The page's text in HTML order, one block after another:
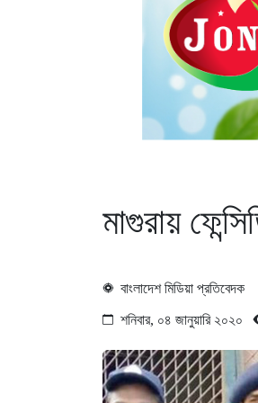
মাগুরায়
বাংলাদেশ মিডিয়া প্রতিবেদক
শনিবার, ০৪ জানুয়ারি ২০২০